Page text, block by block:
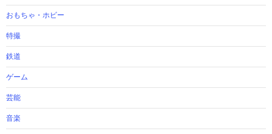
おもちゃ・ホビー
特撮
鉄道
ゲーム
芸能
音楽